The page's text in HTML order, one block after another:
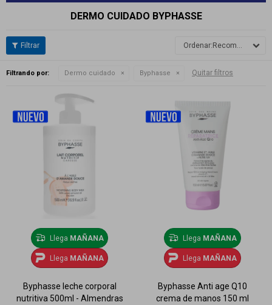
DERMO CUIDADO BYPHASSE
Recomendados
Filtrando por: Dermo cuidado Byphasse Quitar filtros
Llega MAÑANA
Llega MAÑANA
Byphasse leche corporal
nutritiva 500ml - Almendras
Llega MAÑANA
Llega MAÑANA
Byphasse Anti age Q10
crema de manos 150 ml